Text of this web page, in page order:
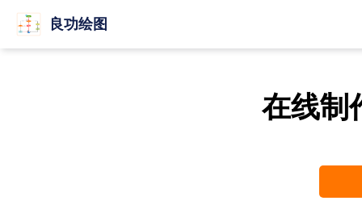
良功绘图
在线制